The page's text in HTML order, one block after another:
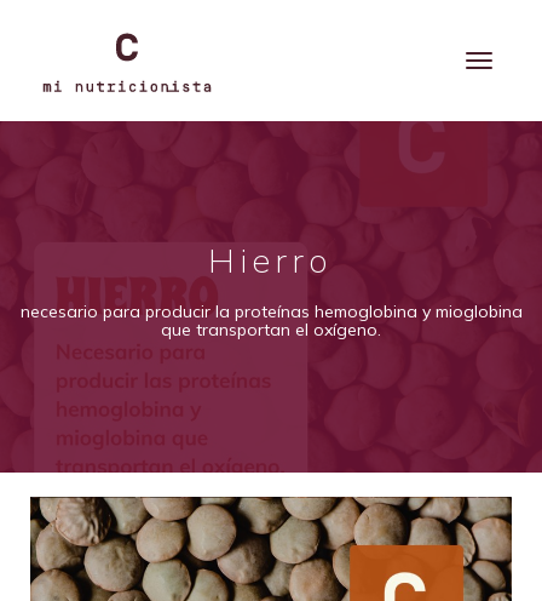
Hierro
necesario para producir la proteínas hemoglobina y mioglobina
que transportan el oxígeno.